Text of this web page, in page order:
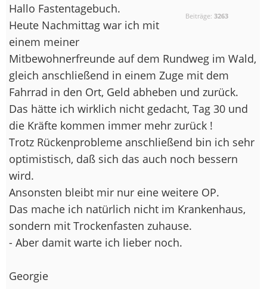
Beiträge:3263
Hallo Fastentagebuch.
Heute Nachmittag war ich mit
einem meiner
Mitbewohnerfreunde auf dem Rundweg im Wald,
gleich anschließend in einem Zuge mit dem
Fahrrad in den Ort, Geld abheben und zurück.
Das hätte ich wirklich nicht gedacht, Tag 30 und
die Kräfte kommen immer mehr zurück !
Trotz Rückenprobleme anschließend bin ich sehr
optimistisch, daß sich das auch noch bessern
wird.
Ansonsten bleibt mir nur eine weitere OP.
Das mache ich natürlich nicht im Krankenhaus,
sondern mit Trockenfasten zuhause.
- Aber damit warte ich lieber noch.
Georgie